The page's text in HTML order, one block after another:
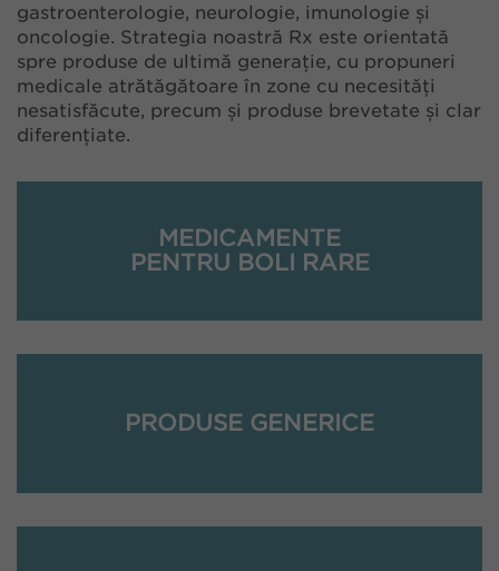
gastroenterologie, neurologie, imunologie și
oncologie. Strategia noastră Rx este orientată
spre produse de ultimă generație, cu propuneri
medicale atrătăgătoare în zone cu necesități
nesatisfăcute, precum și produse brevetate și clar
diferențiate.
MEDICAMENTE
PENTRU BOLI RARE
PRODUSE GENERICE